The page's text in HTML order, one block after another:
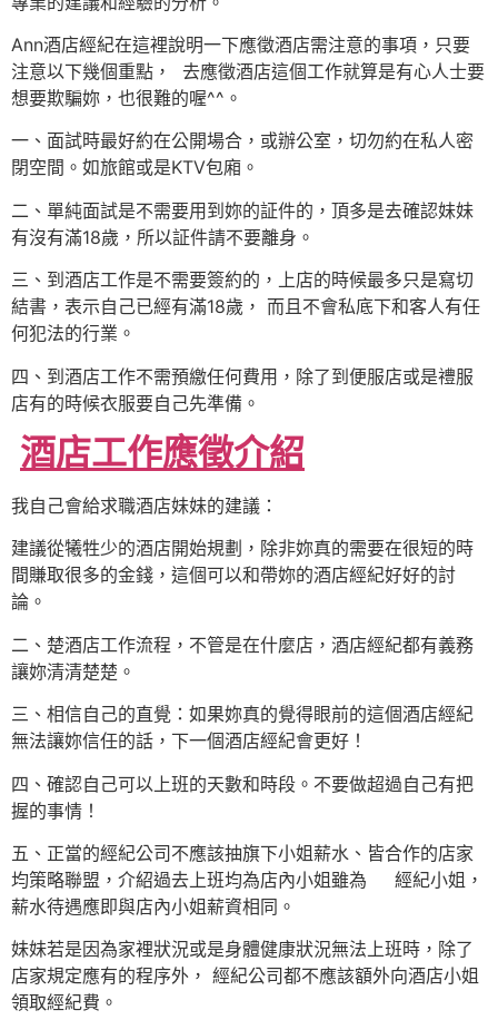
Ann酒店經紀在這裡說明一下應徵酒店需注意的事項，只要
注意以下幾個重點， 去應徵酒店這個工作就算是有心人士要
想要欺騙妳，也很難的喔^^。
一、面試時最好約在公開場合，或辦公室，切勿約在私人密
閉空間。如旅館或是KTV包廂。
二、單純面試是不需要用到妳的証件的，頂多是去確認妹妹
有沒有滿18歲，所以証件請不要離身。
三、到酒店工作是不需要簽約的，上店的時候最多只是寫切
結書，表示自己已經有滿18歲， 而且不會私底下和客人有任
何犯法的行業。
四、到酒店工作不需預繳任何費用，除了到便服店或是禮服
店有的時候衣服要自己先準備。
酒店工作應徵介紹
我自己會給求職酒店妹妹的建議：
建議從犧牲少的酒店開始規劃，除非妳真的需要在很短的時
間賺取很多的金錢，這個可以和帶妳的酒店經紀好好的討
論。
二、楚酒店工作流程，不管是在什麼店，酒店經紀都有義務
讓妳清清楚楚。
三、相信自己的直覺：如果妳真的覺得眼前的這個酒店經紀
無法讓妳信任的話，下一個酒店經紀會更好！
四、確認自己可以上班的天數和時段。不要做超過自己有把
握的事情！
五、正當的經紀公司不應該抽旗下小姐薪水、皆合作的店家
均策略聯盟，介紹過去上班均為店內小姐雖為 經紀小姐，
薪水待遇應即與店內小姐薪資相同。
妹妹若是因為家裡狀況或是身體健康狀況無法上班時，除了
店家規定應有的程序外， 經紀公司都不應該額外向酒店小姐
領取經紀費。